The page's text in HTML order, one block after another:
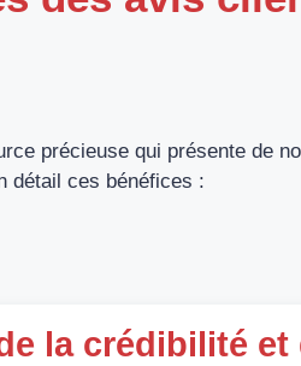
précieuse qui présente de
détail ces bénéfices :
la crédibilité et